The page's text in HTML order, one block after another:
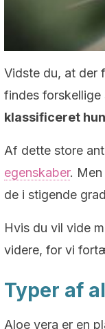
Vidste du, at der
findes
klassificeret
Af dette store
egenskaber.
de i stigende
Hvis du vil vide
videre, for vi
Typer af
Aloe vera er en